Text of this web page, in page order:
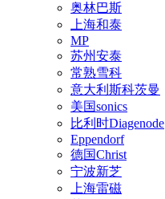
奥林巴斯
上海和泰
MP
苏州安泰
常熟雪科
意大利斯科茨曼
美国sonics
比利时Diagenode
Eppendorf
德国Christ
宁波新芝
上海雷磁